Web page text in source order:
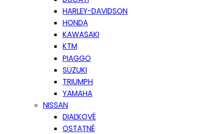
HARLEY-DAVIDSON
HONDA
KAWASAKI
KTM
PIAGGO
SUZUKI
TRIUMPH
YAMAHA
NISSAN
DIAĽKOVÉ
OSTATNÉ